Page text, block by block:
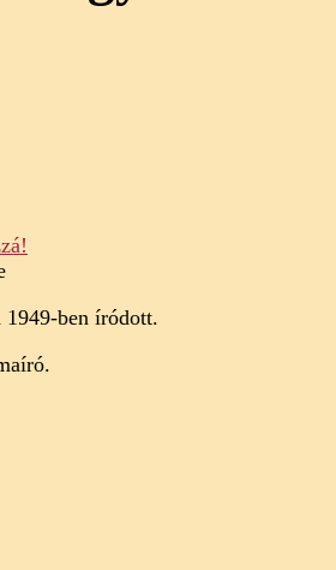
Az
halála
1949-ben íródott.